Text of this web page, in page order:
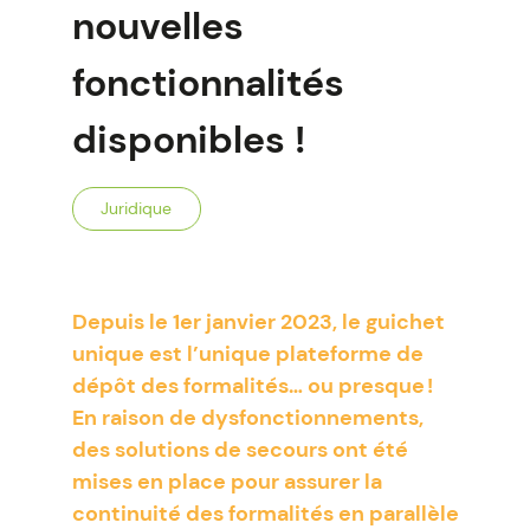
nouvelles
fonctionnalités
disponibles !
Juridique
Depuis le 1er janvier 2023, le guichet
unique est l’unique plateforme de
dépôt des formalités… ou presque !
En raison de dysfonctionnements,
des solutions de secours ont été
mises en place pour assurer la
continuité des formalités en parallèle